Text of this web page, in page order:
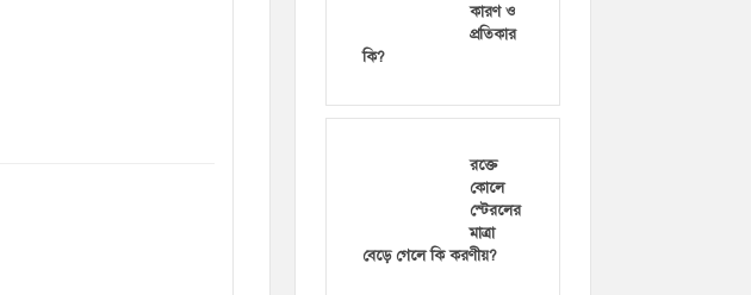
কারণ ও
প্রতিকার
কি?
রক্তে
কোলে
স্টেরলের
মাত্রা
বেড়ে গেলে কি করণীয়?